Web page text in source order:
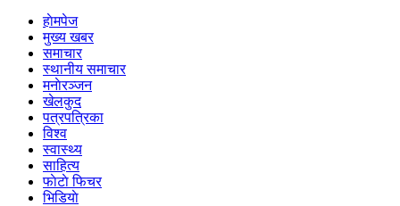
हाेमपेज
मुख्य खबर
समाचार
स्थानीय समाचार
मनाेरञ्जन
खेलकुद
पत्रपत्रिका
विश्व
स्वास्थ्य
साहित्य
फाेटाे फिचर
भिडियाे